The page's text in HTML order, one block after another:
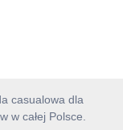
casualowa dla
w całej Polsce.